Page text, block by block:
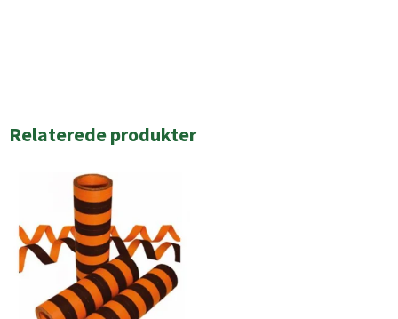
Relaterede produkter